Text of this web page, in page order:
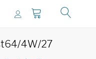
4W/27